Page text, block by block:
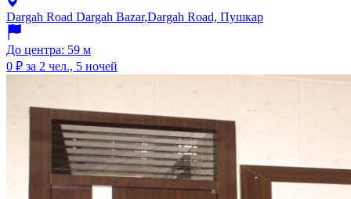
Dargah Road Dargah Bazar,Dargah Road, Пушкар
До центра: 59 м
0 ₽ за 2 чел., 5 ночей